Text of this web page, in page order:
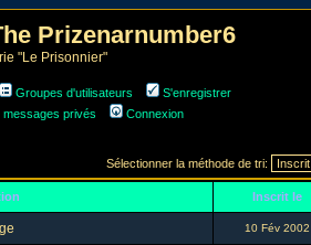
Prizenarnumber6
"Le Prisonnier"
Groupes d'utilisateurs
S'enregistrer
privés Connexion
Sélectionner la méthode de tri:
Inscrit le
10 Fév 2002